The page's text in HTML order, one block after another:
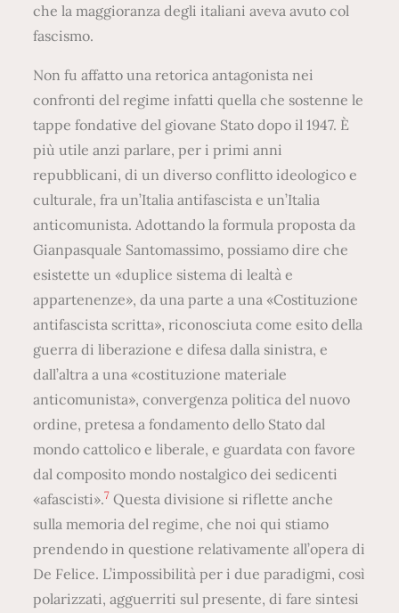
che la maggioranza degli italiani aveva avuto col
fascismo.
Non fu affatto una retorica antagonista nei
confronti del regime infatti quella che sostenne le
tappe fondative del giovane Stato dopo il 1947. È
più utile anzi parlare, per i primi anni
repubblicani, di un diverso conflitto ideologico e
culturale, fra un’Italia antifascista e un’Italia
anticomunista. Adottando la formula proposta da
Gianpasquale Santomassimo, possiamo dire che
esistette un «duplice sistema di lealtà e
appartenenze», da una parte a una «Costituzione
antifascista scritta», riconosciuta come esito della
guerra di liberazione e difesa dalla sinistra, e
dall’altra a una «costituzione materiale
anticomunista», convergenza politica del nuovo
ordine, pretesa a fondamento dello Stato dal
mondo cattolico e liberale, e guardata con favore
dal composito mondo nostalgico dei sedicenti
«afascisti».7 Questa divisione si riflette anche
sulla memoria del regime, che noi qui stiamo
prendendo in questione relativamente all’opera di
De Felice. L’impossibilità per i due paradigmi, così
polarizzati, agguerriti sul presente, di fare sintesi